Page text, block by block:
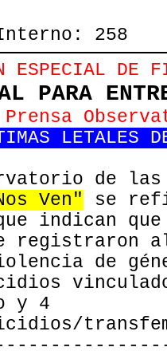
258
ESPECIAL DE
PARA
LETALES
de
Ven"
se
indican
registraron
de
y 4